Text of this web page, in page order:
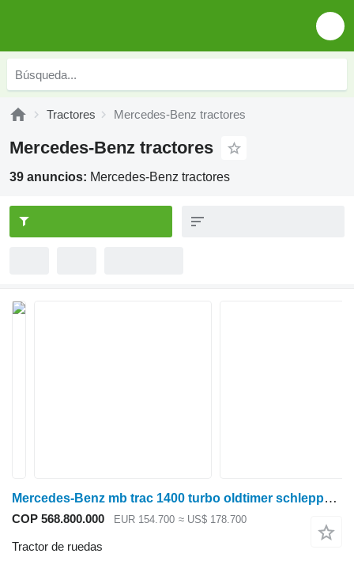
Tractores Mercedes-Benz tractores
Mercedes-Benz tractores
39 anuncios: Mercedes-Benz tractores
Mercedes-Benz mb trac 1400 turbo oldtimer schlepperlegende
COP 568.800.000 EUR 154.700 ≈ US$ 178.700
Tractor de ruedas